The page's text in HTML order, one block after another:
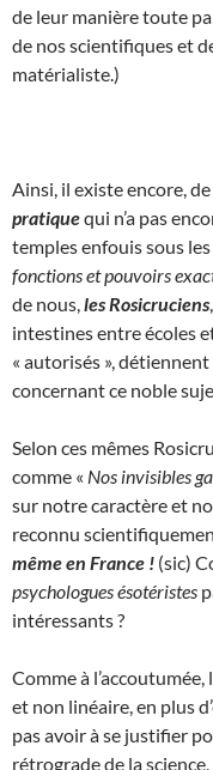
de leur manière toute
de nos scientifiques et
matérialiste.)
Ainsi, il existe encore,
pratiquequi n’a pas
temples enfouis sous
fonctions et pouvoirs
de nous, les Rosicruciens
intestines entre écoles
« autorisés »,
concernant ce noble
Selon ces mêmes
comme « Nos invisibles
sur notre caractère et
reconnu
même en France ! (sic)
psychologues ésotéristes
intéressants ?
Comme à
et non linéaire, en plus
pas avoir à se justifier
rétrograde de la